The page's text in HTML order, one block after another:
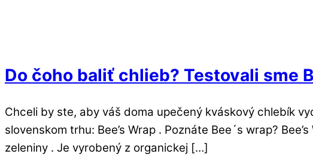
Do čoho baliť chlieb? Testovali sme
Chceli by ste, aby váš doma upečený kváskový chlebík
slovenskom trhu: Bee’s Wrap . Poznáte Bee´s wrap?
zeleniny . Je vyrobený z organickej […]